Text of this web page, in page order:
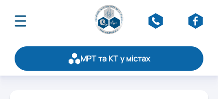
МРТ та КТ у містах